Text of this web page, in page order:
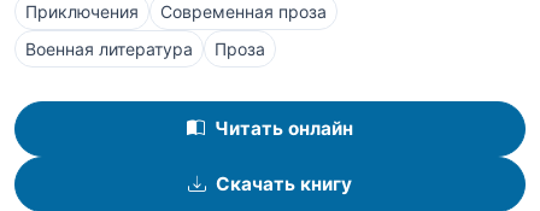
Приключения
Современная проза
Военная литература
Проза
Читать онлайн
Скачать книгу